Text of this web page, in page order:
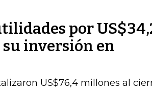
por
inversión en
US$76,4 millones al